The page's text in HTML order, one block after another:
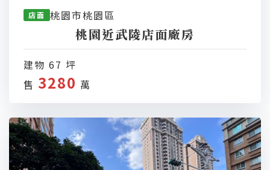
店面 桃園市桃園區
桃園近武陵店面廠房
建物 67 坪
售 3280 萬